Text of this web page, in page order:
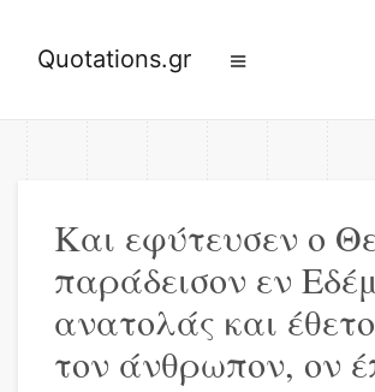
Quotations.gr
Και εφύτευσεν ο
παράδεισον εν
ανατολάς και
τον άνθρωπον, ον